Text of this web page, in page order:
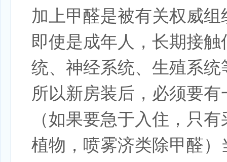
加上甲醛是被有关权威
即使是成年人，长期接
统、神经系统、生殖系统
所以新房装后，必须要
（如果要急于入住，只
植物，喷雾济类除甲醛